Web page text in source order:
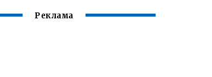
Реклама